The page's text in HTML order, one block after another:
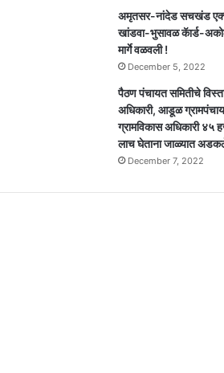
अमृतसर-नांदेड सचखंड
खांडवा-भुसावळ कॅार्ड-
मार्गे वळवली !
December 5, 2022
पैठण पंचायत समितीचे
अधिकारी, आडूळ
ग्रामविकास अधिकारी ४५
लाच घेताना जाळ्यात
December 7, 2022